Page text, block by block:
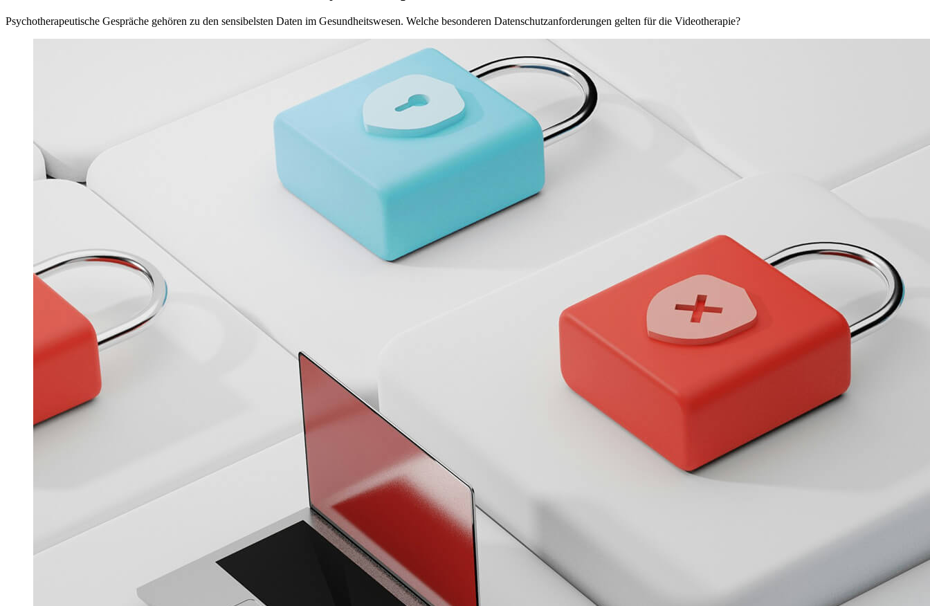
Psychotherapeutische Gespräche gehören zu den sensibelsten Daten im Gesundheitswesen. Welche besonderen Datenschutzanforderungen gelten für die Videotherapie?